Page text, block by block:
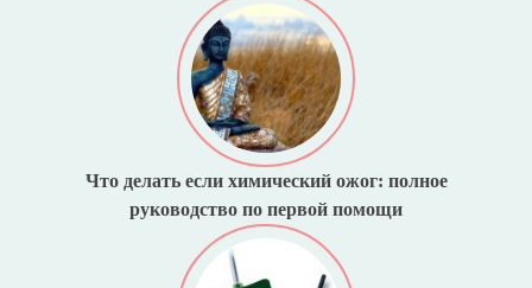
Что делать если химический ожог: полное
руководство по первой помощи